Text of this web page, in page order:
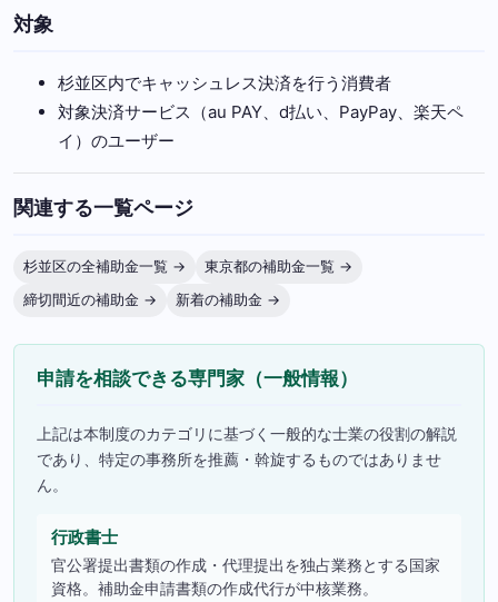
対象
杉並区内でキャッシュレス決済を行う消費者
対象決済サービス（au PAY、d払い、PayPay、楽天ペ
イ）のユーザー
関連する一覧ページ
杉並区の全補助金一覧 →
東京都の補助金一覧 →
締切間近の補助金 →
新着の補助金 →
申請を相談できる専門家（一般情報）
上記は本制度のカテゴリに基づく一般的な士業の役割の解説
であり、特定の事務所を推薦・斡旋するものではありませ
ん。
行政書士
官公署提出書類の作成・代理提出を独占業務とする国家
資格。補助金申請書類の作成代行が中核業務。